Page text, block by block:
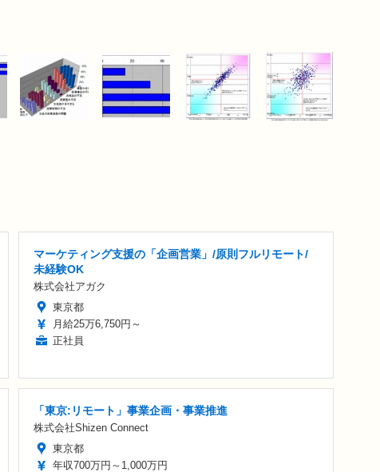
マーケティング支援の「企画営業」/原則フルリモート/
未経験OK
株式会社アガク
東京都
月給25万6,750円～
正社員
「東京:リモート」事業企画・事業推進
株式会社Shizen Connect
東京都
年収700万円～1,000万円